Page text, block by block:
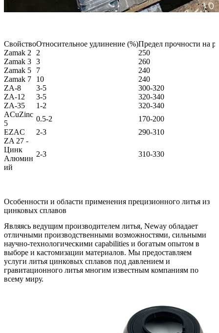
СвойствоОтносительное удлинение (%)Предел прочности на
Zamak 2 2
250
Zamak 3 3
260
Zamak 5
7
240
Zamak 7
10
240
ZA-8
3-5
300-320
ZA-12
3-5
320-340
ZA-35
1-2
320-340
ACuZinc
5
0.5-2
170-200
EZAC
2-3
290-310
ZA 27 -
Цинк
Алюмин
ий
2-3 310-330
Особенности и области применения прецизионного литья из
цинковых сплавов
Являясь ведущим производителем литья, Neway обладает
отличными производственными возможностями, сильными
научно-технологическими capabilities и богатым опытом в
выборе и кастомизации материалов. Мы предоставляем
услуги литья цинковых сплавов под давлением и
гравитационного литья многим известным компаниям по
всему миру.